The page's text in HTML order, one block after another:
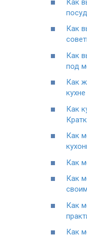
Как
Как
под
Как
кухне
Как
Как
Как
Как
Как
Как